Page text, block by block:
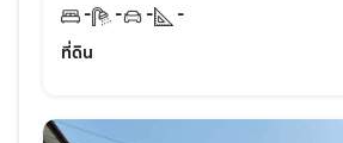
- - -
-
ที่ดิน